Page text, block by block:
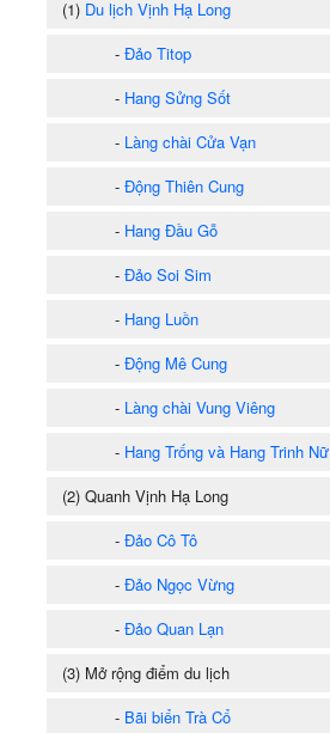
(1) Du lịch Vịnh Hạ Long
- Đảo Titop
- Hang Sửng Sốt
- Làng chài Cửa Vạn
- Động Thiên Cung
- Hang Đầu Gỗ
- Đảo Soi Sim
- Hang Luồn
- Động Mê Cung
- Làng chài Vung Viêng
- Hang Trống và Hang Trinh Nữ
(2) Quanh Vịnh Hạ Long
- Đảo Cô Tô
- Đảo Ngọc Vừng
- Đảo Quan Lạn
(3) Mở rộng điểm du lịch
- Bãi biển Trà Cổ